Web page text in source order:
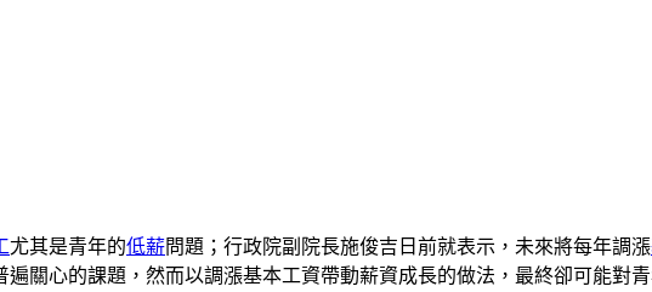
尤其是青年的低薪問題；行政院副院長施俊吉日前就表示，未來將每年調漲
關心的課題，然而以調漲基本工資帶動薪資成長的做法，最終卻可能對